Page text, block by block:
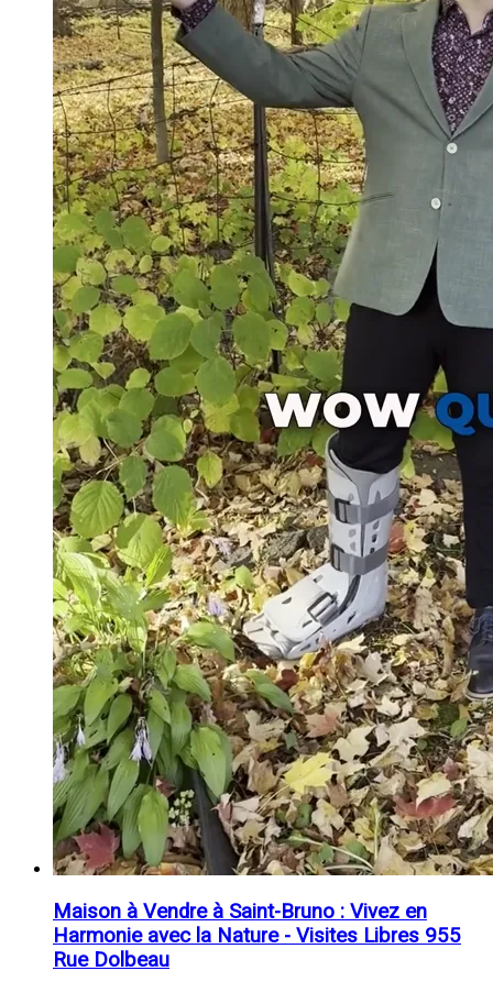
Maison à Vendre à Saint-Bruno : Vivez en
Harmonie avec la Nature - Visites Libres 955
Rue Dolbeau